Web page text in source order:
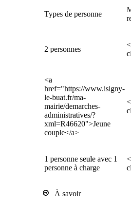
Types de personne
2 personnes
<a
href="https://www.isigny-
le-buat.fr/ma-
mairie/demarches-
administratives/?
xml=R46620">Jeune
couple</a>
1 personne seule avec 1
personne à charge
À savoir